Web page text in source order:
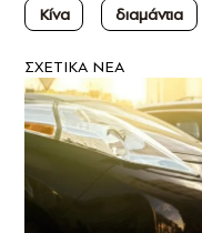
Κίνα
διαμάντια
ΣXETIKA NEA